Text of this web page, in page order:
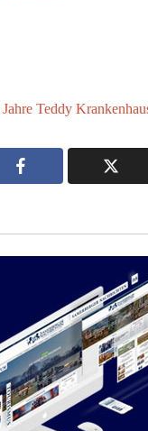
Jahre Teddy